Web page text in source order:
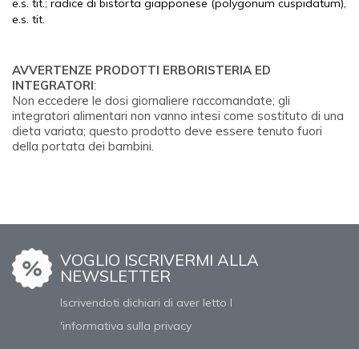
e.s. tit.; radice di bistorta giapponese (polygonum cuspidatum),
e.s. tit.
AVVERTENZE PRODOTTI ERBORISTERIA ED
INTEGRATORI:
Non eccedere le dosi giornaliere raccomandate; gli
integratori alimentari non vanno intesi come sostituto di una
dieta variata; questo prodotto deve essere tenuto fuori
della portata dei bambini.
VOGLIO ISCRIVERMI ALLA
NEWSLETTER
Iscrivendoti dichiari di aver letto l
'informativa sulla privacy